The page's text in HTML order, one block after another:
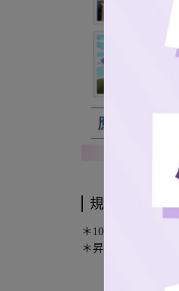
規格說明
＊100%聚酯纖維
＊昇華染印技術